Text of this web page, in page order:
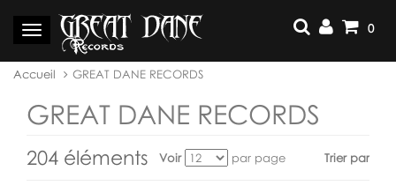
contenu
Basculer
navigation
0
Vous
ici :
Accueil GREAT DANE RECORDS
GREAT DANE RECORDS
204 éléments Voir par page Trier par